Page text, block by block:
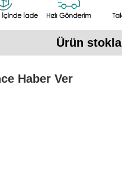
Ürün
Haber Ver